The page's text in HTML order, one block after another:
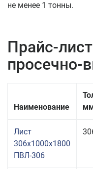
не менее 1 тонны.
Прайс-
Наименование
Лист
306x1000x1800
ПВЛ-306